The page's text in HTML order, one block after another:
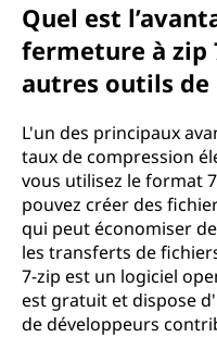
Quel est
fermeture à zip
autres outils de
L'un des principaux
taux de compression
vous utilisez le format
pouvez créer des
qui peut économiser
les transferts de
7-zip est un logiciel
est gratuit et dispose
de développeurs